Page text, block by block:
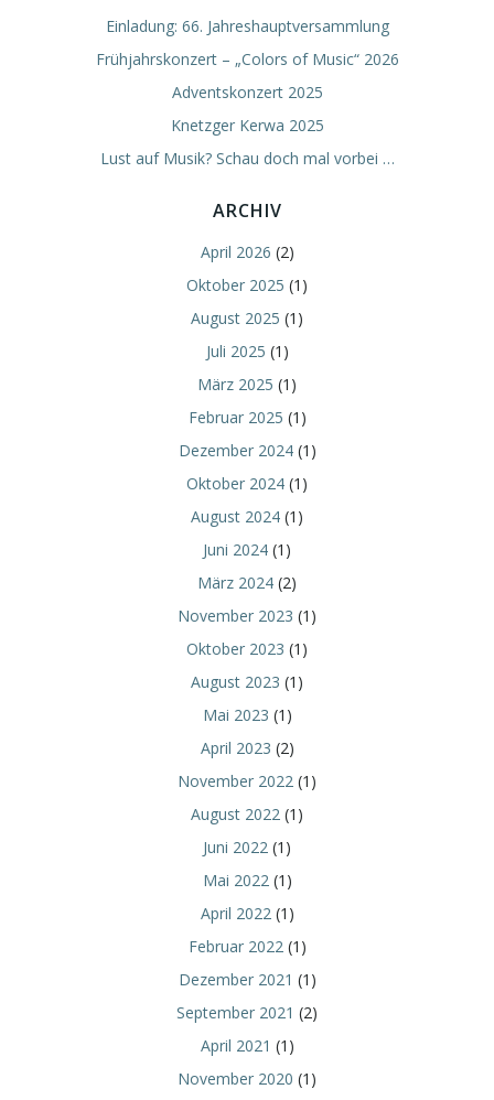
Einladung: 66. Jahreshauptversammlung
Frühjahrskonzert – „Colors of Music“ 2026
Adventskonzert 2025
Knetzger Kerwa 2025
Lust auf Musik? Schau doch mal vorbei …
ARCHIV
April 2026 (2)
Oktober 2025 (1)
August 2025 (1)
Juli 2025 (1)
März 2025 (1)
Februar 2025 (1)
Dezember 2024(1)
Oktober 2024 (1)
August 2024 (1)
Juni 2024 (1)
März 2024 (2)
November 2023 (1)
Oktober 2023 (1)
August 2023 (1)
Mai 2023 (1)
April 2023 (2)
November 2022 (1)
August 2022 (1)
Juni 2022 (1)
Mai 2022(1)
April 2022(1)
Februar 2022(1)
Dezember 2021 (1)
September 2021 (2)
April 2021 (1)
November 2020 (1)